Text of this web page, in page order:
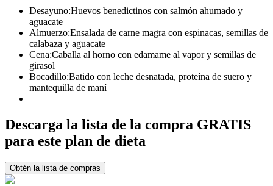
Desayuno:Huevos benedictinos con salmón ahumado y
aguacate
Almuerzo:Ensalada de carne magra con espinacas, semillas de
calabaza y aguacate
Cena:Caballa al horno con edamame al vapor y semillas de
girasol
Bocadillo:Batido con leche desnatada, proteína de suero y
mantequilla de maní
Descarga la lista de la compra GRATIS
para este plan de dieta
Obtén la lista de compras